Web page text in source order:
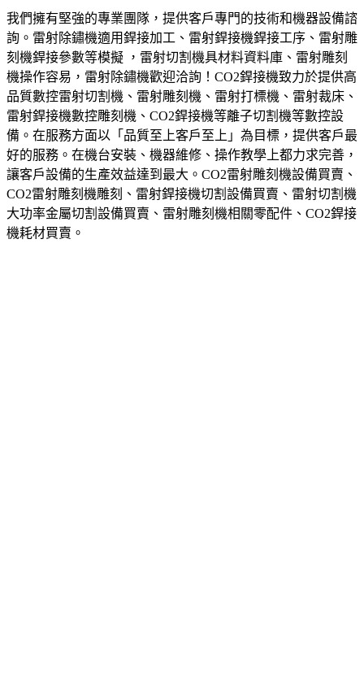
我們擁有堅強的專業團隊，提供客戶專門的技術和機器設備諮
詢。雷射除鏽機適用銲接加工、雷射銲接機銲接工序、雷射雕
刻機銲接參數等模擬‎ ，雷射切割機具材料資料庫、雷射雕刻
機操作容易，雷射除鏽機歡迎洽詢！‎CO2銲接機致力於提供高
品質數控雷射切割機、雷射雕刻機、雷射打標機、雷射裁床、
雷射銲接機數控雕刻機、CO2銲接機等離子切割機等數控設
備。在服務方面以「品質至上客戶至上」為目標，提供客戶最
好的服務。在機台安裝、機器維修、操作教學上都力求完善，
讓客戶設備的生產效益達到最大。CO2雷射雕刻機設備買賣、
CO2雷射雕刻機雕刻、雷射銲接機切割設備買賣、雷射切割機
大功率金屬切割設備買賣、雷射雕刻機相關零配件、CO2銲接
機耗材買賣。